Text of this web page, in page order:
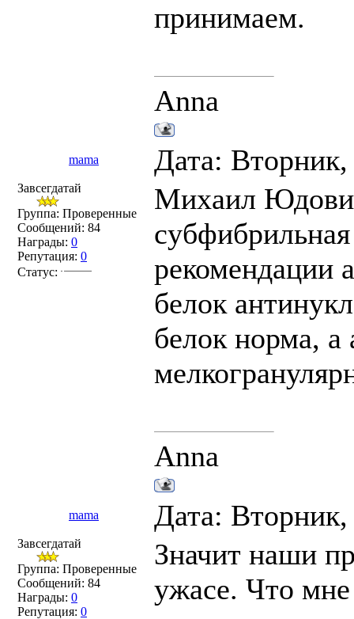
принимаем.
Anna
mama Дата:
Завсегдатай
Группа: Проверенные
Сообщений: 84
Награды: 0
Репутация: 0
Статус:
Михаил
рекомендации
белок
белок норма, а
Anna
mama Дата:
Завсегдатай
Группа: Проверенные
Сообщений: 84
Награды: 0
Репутация: 0
Значит наши
ужасе. Что мне